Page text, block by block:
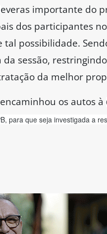
importante do
dos participantes
possibilidade.
sessão,
da melhor
os autos à
para que seja investigada a